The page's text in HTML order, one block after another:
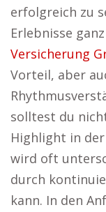
erfolgreich zu
Erlebnisse
Versicherung
Vorteil, aber
solltest du
Highlight in der
wird oft
durch
kann. In den